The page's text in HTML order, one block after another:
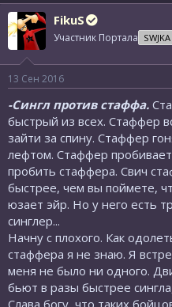
т
о
р
т
е
м
ы
т
а
н
ч
л
а
FikuS
Участник Портала
13 Сен 2016
-Сингл против стаффа.
быстрый из всех. Стаффер
зайти за спину. Стаффер
лефтом. Стаффер
пробить стаффера. Свич
быстрее, чем вы поймете,
юзает эйр. Но у него есть
синглер...
Начну с плохого. Как
стаффера я не знаю. Я
меня не было ни одного.
бьют в разы быстрее
Слава богу, что таких